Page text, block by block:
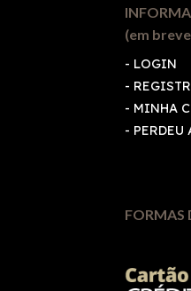
(em
- LOGIN
-
- MINHA
- PERDEU
FORMAS